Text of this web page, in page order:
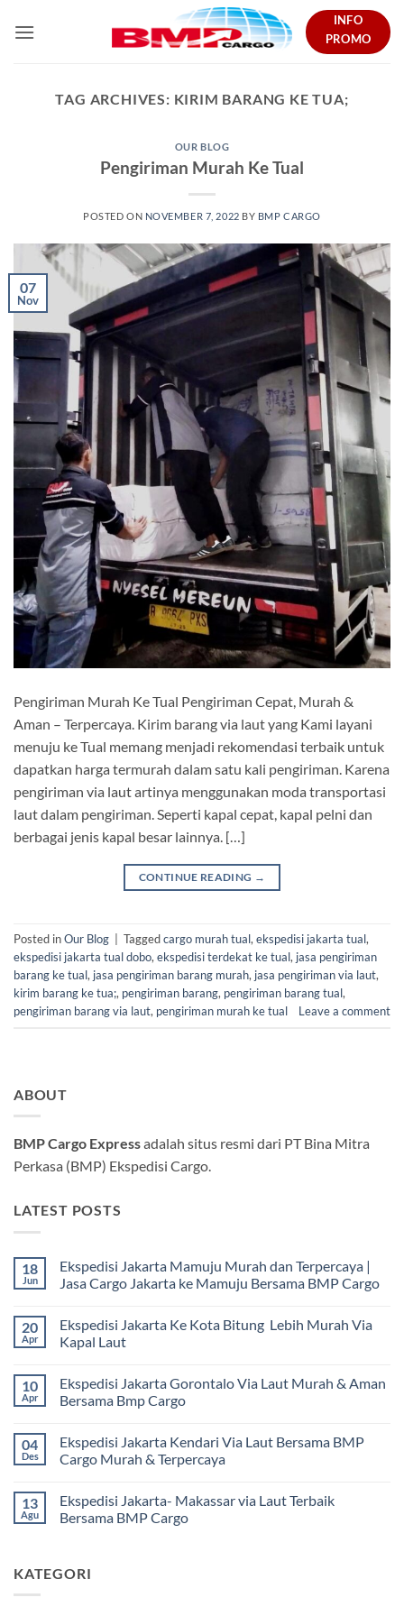
INFO
PROMO
TAG ARCHIVES: KIRIM BARANG KE TUA;
OUR BLOG
Pengiriman Murah Ke Tual
POSTED ON NOVEMBER 7, 2022 BY BMP CARGO
07
Nov
Pengiriman Murah Ke Tual Pengiriman Cepat, Murah &
Aman – Terpercaya. Kirim barang via laut yang Kami layani
menuju ke Tual memang menjadi rekomendasi terbaik untuk
dapatkan harga termurah dalam satu kali pengiriman. Karena
pengiriman via laut artinya menggunakan moda transportasi
laut dalam pengiriman. Seperti kapal cepat, kapal pelni dan
berbagai jenis kapal besar lainnya. […]
CONTINUE READING →
Posted inOur Blog Taggedcargo murah tual, ekspedisi jakarta tual,
ekspedisi jakarta tual dobo, ekspedisi terdekat ke tual, jasa pengiriman
barang ke tual, jasa pengiriman barang murah, jasa pengiriman via laut,
kirim barang ke tua;, pengiriman barang, pengiriman barang tual,
pengiriman barang via laut, pengiriman murah ke tual Leave a comment
ABOUT
BMP Cargo Expressadalah situs resmi dari PT Bina Mitra
Perkasa (BMP) Ekspedisi Cargo.
LATEST POSTS
18
Jun
Ekspedisi Jakarta Mamuju Murah dan Terpercaya |
Jasa Cargo Jakarta ke Mamuju Bersama BMP Cargo
komentar
pada
Ekspedisi
Murah
dan
Terpercaya
Cargo
Jakarta
ke
BMP
Cargo
20
Apr
Ekspedisi Jakarta Ke Kota Bitung Lebih Murah Via
Kapal Laut
komentar
pada
Ekspedisi
Kota
Bitung
Lebih
Kapal
Laut
10
Apr
Ekspedisi Jakarta Gorontalo Via Laut Murah & Aman
Bersama Bmp Cargo
komentar
pada
Ekspedisi
Via
Laut
Murah
Bmp
Cargo
04
Des
Ekspedisi Jakarta Kendari Via Laut Bersama BMP
Cargo Murah & Terpercaya
komentar
pada
Ekspedisi
Laut
Bersama
13
Agu
Ekspedisi Jakarta- Makassar via Laut Terbaik
Bersama BMP Cargo
pada
Ekspedisi
KATEGORI